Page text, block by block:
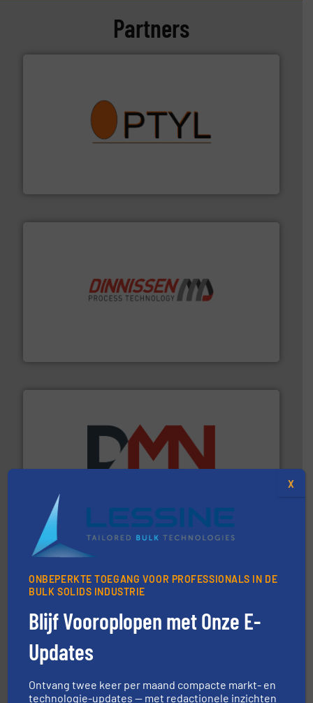
Partners
aanspreekpunt voor uw vragen omtrent stof.
DMN-WESTINGHOUSE
Maatwerk in componenten voor de voedings-, dairy,
info ➜
Hethon Nederland BV
HETHON is wereldwijd specialist in poeder- en
vloeistofdosering, met name bij lastig te verwerken
materialen. Meer info ➜
ONBEPERKTE TOEGANG VOOR PROFESSIONALS IN DE
BULK SOLIDS INDUSTRIE
Blijf Vooroplopen met Onze E-
Updates
Ontvang twee keer per maand compacte markt- en
technologie-updates — met redactionele inzichten
X